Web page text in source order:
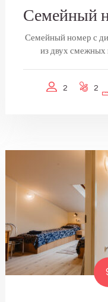
Семейный номер с
из двух смежных
2 2